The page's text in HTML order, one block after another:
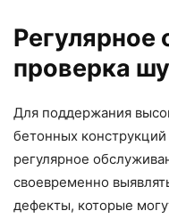
Регулярное
проверка
Для поддержания
бетонных
регулярное
своевременно
дефекты, которые